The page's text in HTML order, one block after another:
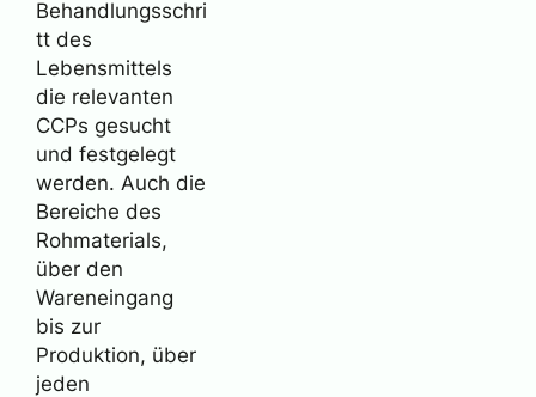
Behandlungsschri
tt des
Lebensmittels
die relevanten
CCPs gesucht
und festgelegt
werden. Auch die
Bereiche des
Rohmaterials,
über den
Wareneingang
bis zur
Produktion, über
jeden